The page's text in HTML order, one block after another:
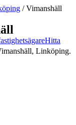
Hitta
/Vimanshäll
Linköping.